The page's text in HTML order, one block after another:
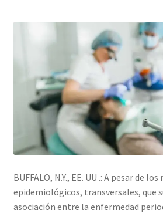
BUFFALO, N.Y., EE. UU .: A pesar de
epidemiológicos, transversales, que
asociación entre la enfermedad